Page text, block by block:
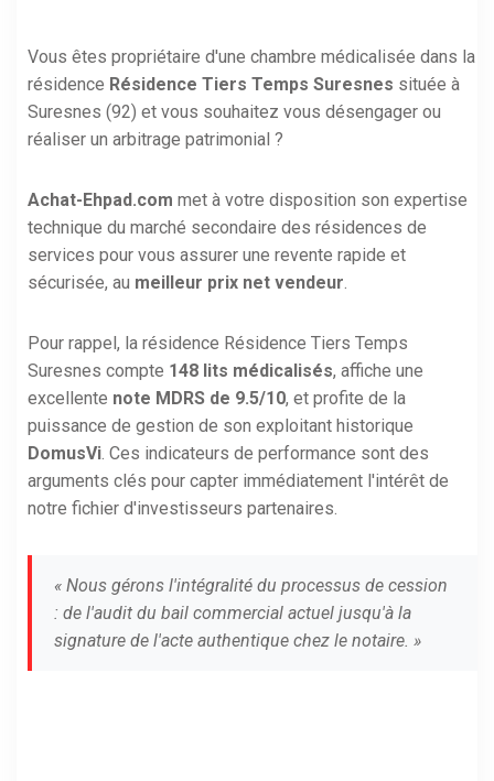
Vous êtes propriétaire d'une chambre médicalisée dans la
résidence Résidence Tiers Temps Suresnes située à
Suresnes (92) et vous souhaitez vous désengager ou
réaliser un arbitrage patrimonial ?
Achat-Ehpad.com met à votre disposition son expertise
technique du marché secondaire des résidences de
services pour vous assurer une revente rapide et
sécurisée, au meilleur prix net vendeur
Pour rappel, la résidence Résidence Tiers Temps
Suresnes compte 148 lits médicalisés, affiche une
excellente note MDRS de 9.5/10, et profite de la
puissance de gestion de son exploitant historique
DomusVi . Ces indicateurs de performance sont des
arguments clés pour capter immédiatement l'intérêt de
notre fichier d'investisseurs partenaires.
« Nous gérons l'intégralité du processus de cession
: de l'audit du bail commercial actuel jusqu'à la
signature de l'acte authentique chez le notaire. »